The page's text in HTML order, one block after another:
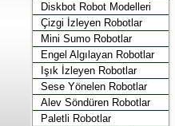
Diskbot Robot Modelleri
Çizgi İzleyen Robotlar
Mini Sumo Robotlar
Engel Algılayan Robotlar
Işık İzleyen Robotlar
Sese Yönelen Robotlar
Alev Söndüren Robotlar
Paletli Robotlar